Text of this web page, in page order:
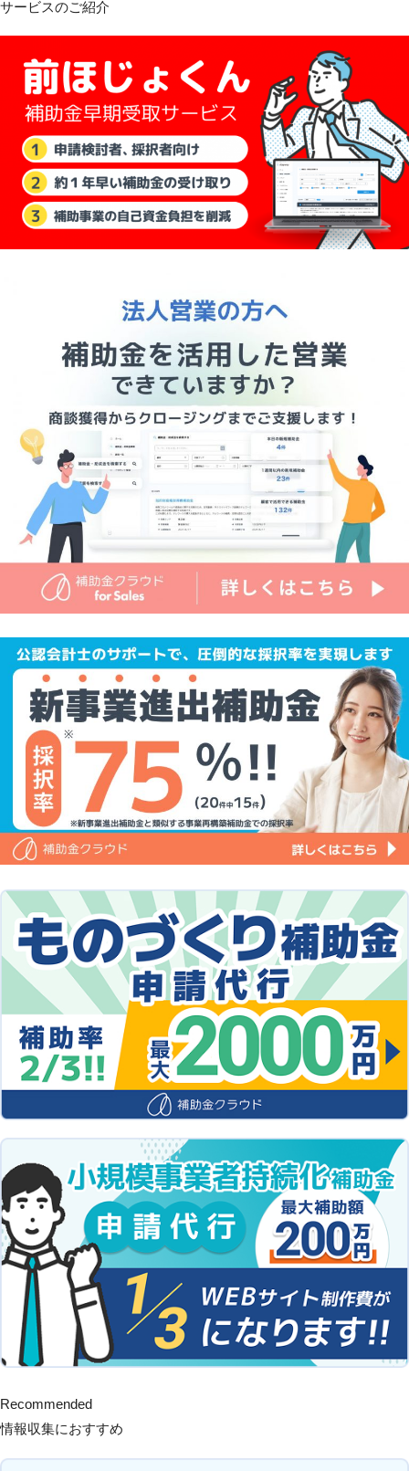
サービスのご紹介
Recommended
情報収集におすすめ